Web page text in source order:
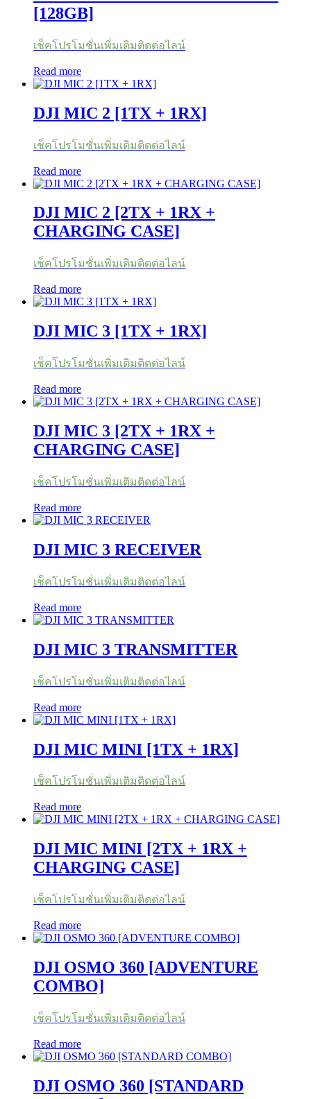
[128GB]
เช็คโปรโมชั่นเพิ่มเติมติดต่อไลน์
Read more
DJI MIC 2 [1TX + 1RX]
เช็คโปรโมชั่นเพิ่มเติมติดต่อไลน์
Read more
DJI MIC 2 [2TX + 1RX +
CHARGING CASE]
เช็คโปรโมชั่นเพิ่มเติมติดต่อไลน์
Read more
DJI MIC 3 [1TX + 1RX]
เช็คโปรโมชั่นเพิ่มเติมติดต่อไลน์
Read more
DJI MIC 3 [2TX + 1RX +
CHARGING CASE]
เช็คโปรโมชั่นเพิ่มเติมติดต่อไลน์
Read more
DJI MIC 3 RECEIVER
เช็คโปรโมชั่นเพิ่มเติมติดต่อไลน์
Read more
DJI MIC 3 TRANSMITTER
เช็คโปรโมชั่นเพิ่มเติมติดต่อไลน์
Read more
DJI MIC MINI [1TX + 1RX]
เช็คโปรโมชั่นเพิ่มเติมติดต่อไลน์
Read more
DJI MIC MINI [2TX + 1RX +
CHARGING CASE]
เช็คโปรโมชั่นเพิ่มเติมติดต่อไลน์
Read more
DJI OSMO 360 [ADVENTURE
COMBO]
เช็คโปรโมชั่นเพิ่มเติมติดต่อไลน์
Read more
DJI OSMO 360 [STANDARD